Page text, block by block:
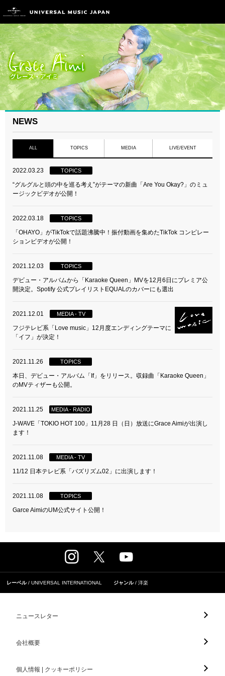
NEWS
ALL TOPICS MEDIA LIVE/EVENT
2022.03.23 TOPICS
“グルグルと頭の中を巡る考え”がテーマの新曲「Are You Okay?」のミュ
ージックビデオが公開！
2022.03.18 TOPICS
「OHAYO」がTikTokで話題沸騰中！振付動画を集めたTikTok コンピレー
ションビデオが公開！
2021.12.03 TOPICS
デビュー・アルバムから「Karaoke Queen」MVを12月6日にプレミア公
開決定。Spotify 公式プレイリストEQUALのカバーにも選出
2021.12.01 MEDIA - TV
フジテレビ系「Love music」12月度エンディングテーマに
「イフ」が決定！
2021.11.26 TOPICS
本日、デビュー・アルバム「If」をリリース。収録曲「Karaoke Queen」
のMVティザーも公開。
2021.11.25 MEDIA - RADIO
J-WAVE「TOKIO HOT 100」11月28 日（日）放送にGrace Aimiが出演し
ます！
2021.11.08 MEDIA - TV
11/12 日本テレビ系「バズリズム02」に出演します！
2021.11.08 TOPICS
Garce AimiのUM公式サイト公開！
レーベル UNIVERSAL INTERNATIONAL ジャンル 洋楽
ニュースレター
会社概要
個人情報 | クッキーポリシー